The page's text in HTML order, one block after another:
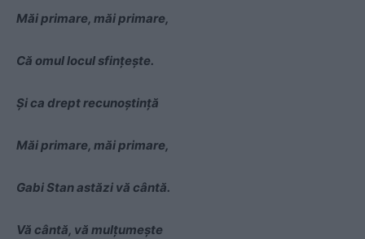
Măi primare, măi primare,
Că omul locul sfințește.
Și ca drept recunoștință
Măi primare, măi primare,
Gabi Stan astăzi vă cântă.
Vă cântă, vă mulțumește